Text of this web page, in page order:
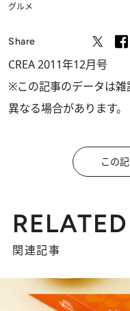
グルメ
Share
CREA 2011年12月号
※この記事のデータは雑
異なる場合があります。
この
関連記事